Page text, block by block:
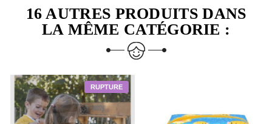
16 AUTRES PRODUITS DANS
LA MÊME CATÉGORIE :